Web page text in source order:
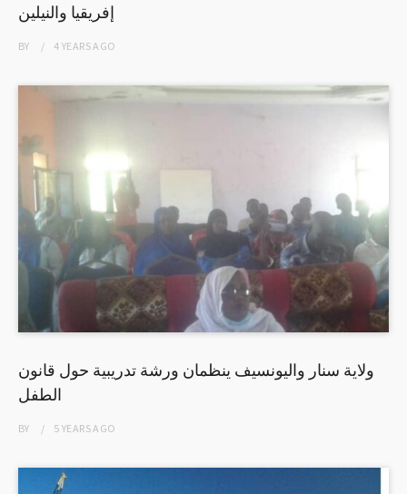
إفريقيا والنيلين
BY 4 YEARSAGO
ولاية سنار واليونسيف ينظمان ورشة تدريبية حول قانون
الطفل
BY 5 YEARSAGO